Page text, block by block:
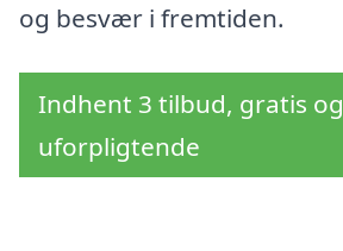
og besvær i fremtiden.
Indhent 3 tilbud, gratis og
uforpligtende